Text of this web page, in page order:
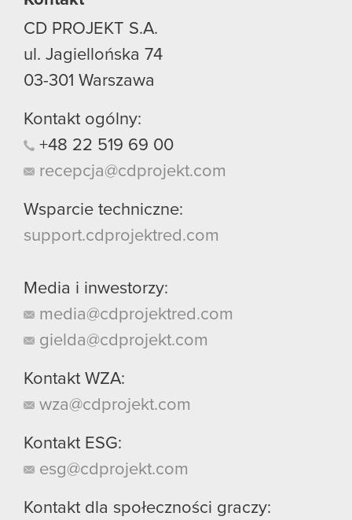
CD PROJEKT S.A.
ul. Jagiellońska 74
03-301 Warszawa
Kontakt ogólny:
+48 22 519 69 00
recepcja@cdprojekt.com
Wsparcie techniczne:
support.cdprojektred.com
Media i inwestorzy:
media@cdprojektred.com
gielda@cdprojekt.com
Kontakt WZA:
wza@cdprojekt.com
Kontakt ESG:
esg@cdprojekt.com
Kontakt dla społeczności graczy: